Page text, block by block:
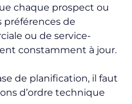
chaque prospect ou
préférences de
ou de service-
constamment à jour.
de planification, il faut
d’ordre technique